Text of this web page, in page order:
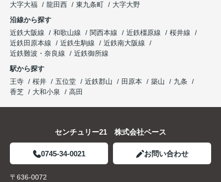
大字大福
龍田西 東九条町
大字大野
沿線から探す
近鉄大阪線
和歌山線 関西本線 近鉄橿原線
桜井線
近鉄田原本線
近鉄生駒線
近鉄南大阪線
近鉄難波・奈良線
近鉄御所線
駅から探す
王寺
桜井 五位堂 近鉄郡山 田原本 築山
九条
香芝
大和小泉 高田
センチュリー21 株式会社ベース
0745-34-0021 お問い合わせ
〒636-0072